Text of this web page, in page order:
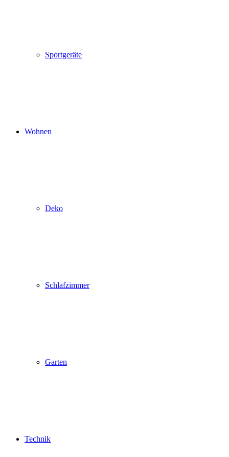
Sportgeräte
Wohnen
Deko
Schlafzimmer
Garten
Technik